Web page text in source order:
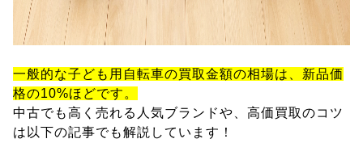
一般的な子ども用自転車の買取金額の相場は、新品価
格の10%ほどです。
中古でも高く売れる人気ブランドや、高価買取のコツ
は以下の記事でも解説しています！